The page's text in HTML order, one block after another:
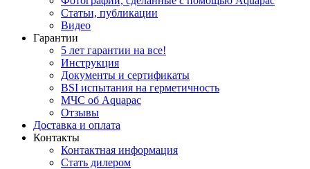
Статьи, публикации
Видео
Гарантии
5 лет гарантии на все!
Инструкция
Документы и сертификаты
BSI испытания на герметичность
МЧС об Aquapac
Отзывы
Доставка и оплата
Контакты
Контактная информация
Стать дилером